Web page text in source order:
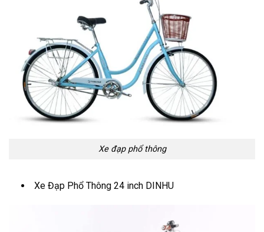
Xe đạp phổ thông
Xe Đạp Phổ Thông 24 inch DINHU